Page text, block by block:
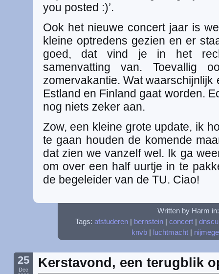
you posted :)’.
Ook het nieuwe concert jaar is
kleine optredens gezien en er
goed, dat vind je in het
samenvatting van. Toevallig
zomervakantie. Wat
Estland en Finland gaat worden.
nog niets zeker aan.
Zow, een kleine grote update, ik
te gaan houden de komende
dat zien we vanzelf wel. Ik ga
om over een half uurtje in te
de begeleider van de TU. Ciao!
Written by Harm
Tags: afstuderen| bernstein| concert|
knvb| luchtmacht|
25
Dec
Kerstavond, een terugblik